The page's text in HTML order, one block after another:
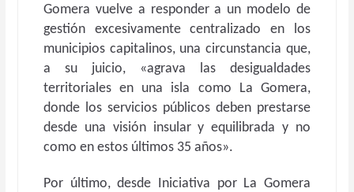
Gomera vuelve a responder a un modelo de
gestión excesivamente centralizado en los
municipios capitalinos, una circunstancia que,
a su juicio, «agrava las desigualdades
territoriales en una isla como La Gomera,
donde los servicios públicos deben prestarse
desde una visión insular y equilibrada y no
como en estos últimos 35 años».
Por último, desde Iniciativa por La Gomera